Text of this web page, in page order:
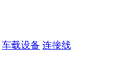
车载设备 连接线